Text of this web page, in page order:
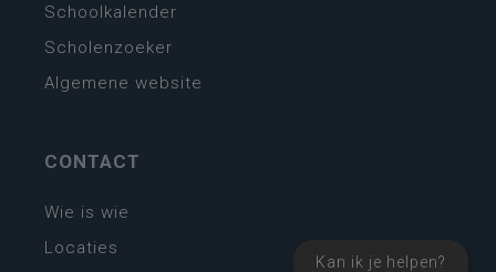
Kan ik je helpen?
Schoolkalender
Scholenzoeker
Algemene website
CONTACT
Wie is wie
Locaties